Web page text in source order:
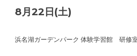
8月22日(土)
浜名湖ガーデンパーク 体験学習館 研修